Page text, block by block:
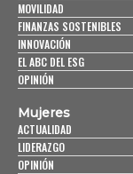
MOVILIDAD
FINANZAS SOSTENIBLES
INNOVACIÓN
EL ABC DEL ESG
OPINIÓN
Mujeres
ACTUALIDAD
LIDERAZGO
OPINIÓN